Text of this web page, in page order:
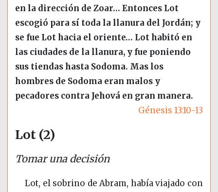
en la dirección de Zoar… Entonces Lot
escogió para sí toda la llanura del Jordán; y
se fue Lot hacia el oriente… Lot habitó en
las ciudades de la llanura, y fue poniendo
sus tiendas hasta Sodoma. Mas los
hombres de Sodoma eran malos y
pecadores contra Jehová en gran manera.
Génesis 13:10-13
Lot (2)
Tomar una decisión
Lot, el sobrino de Abram, había viajado con